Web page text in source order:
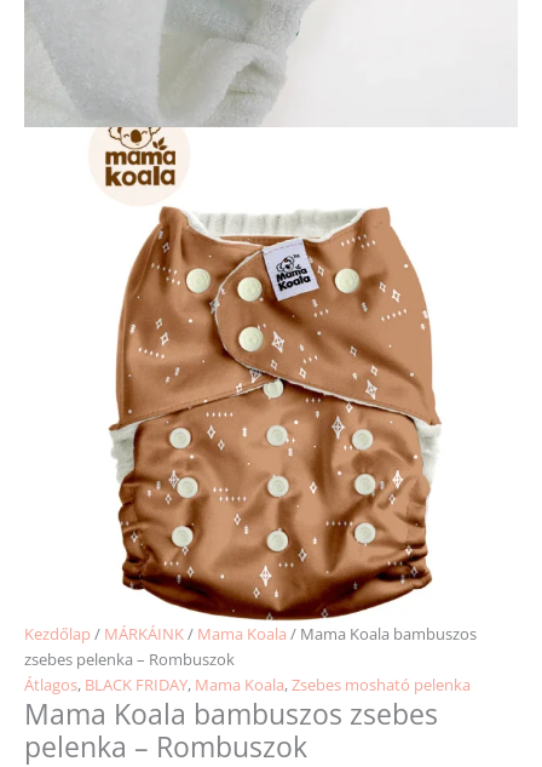
Kezdőlap / MÁRKÁINK/ Mama Koala / Mama Koala bambuszos
zsebes pelenka – Rombuszok
Átlagos, BLACK FRIDAY, Mama Koala,Zsebes mosható pelenka
Mama Koala bambuszos zsebes
pelenka – Rombuszok